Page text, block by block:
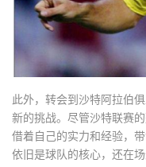
此外，转会到沙特阿拉伯
新的挑战。尽管沙特联赛
借着自己的实力和经验，
依旧是球队的核心，还在